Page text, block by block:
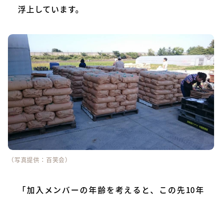
浮上しています。
（写真提供：百笑会）
「加入メンバーの年齢を考えると、この先10年